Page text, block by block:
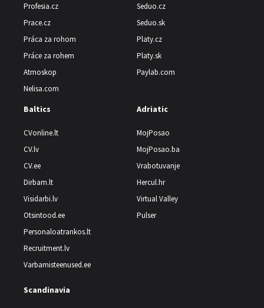
Profesia.cz
Prace.cz
Práca za rohom
Práce za rohem
Atmoskop
Nelisa.com
Seduo.cz
Seduo.sk
Platy.cz
Platy.sk
Paylab.com
Baltics
CVonline.lt
CV.lv
CV.ee
Dirbam.lt
Visidarbi.lv
Otsintood.ee
Personaloatrankos.lt
Recruitment.lv
Varbamisteenused.ee
Adriatic
MojPosao
MojPosao.ba
Vrabotuvanje
Hercul.hr
Virtual Valley
Pulser
Scandinavia